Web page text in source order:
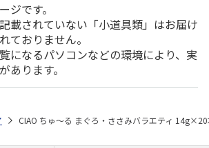
ジです。
載されていない「小道具類」はお届け
ておりません。
になるパソコンなどの環境により、実
あります。
CIAO ちゅ～る まぐろ・ささみバラエティ